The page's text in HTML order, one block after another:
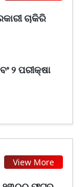
ଚାକିରି
୨ ପରୀକ୍ଷା
View More